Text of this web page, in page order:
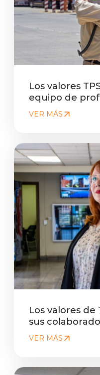
Los valores
equipo de
VER MÁS
Los valores de
sus
VER MÁS